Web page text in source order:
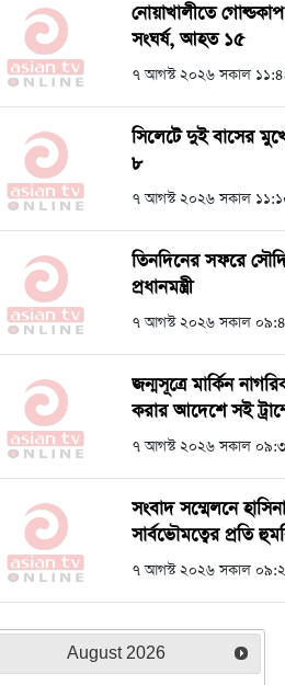
নোয়াখালীতে
সংঘর্ষ, আহত ১৫
৭ আগস্ট ২০২৬ সকাল
সিলেটে দুই বাসের
৮
৭ আগস্ট ২০২৬ সকাল
তিনদিনের সফরে
প্রধানমন্ত্রী
৭ আগস্ট ২০২৬ সকাল
জন্মসূত্রে মার্কিন
করার আদেশে সই
৭ আগস্ট ২০২৬ সকাল
সংবাদ সম্মেলনে
সার্বভৌমত্বের প্রতি
৭ আগস্ট ২০২৬ সকাল
August 2026